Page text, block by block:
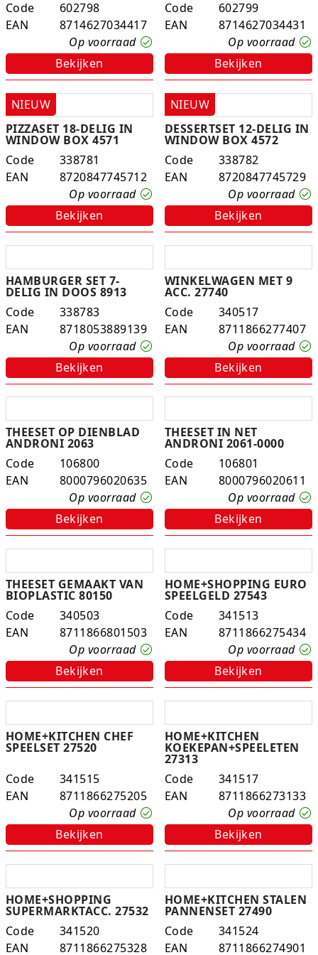
Code
602798
EAN
8714627034417
Op voorraad
Bekijken
Code
602799
EAN
8714627034431
Op voorraad
Bekijken
NIEUW
PIZZASET 18-DELIG IN
WINDOW BOX 4571
Code
338781
EAN
8720847745712
Op voorraad
Bekijken
NIEUW
DESSERTSET 12-DELIG IN
WINDOW BOX 4572
Code
338782
EAN
8720847745729
Op voorraad
Bekijken
HAMBURGER SET 7-
DELIG IN DOOS 8913
Code
338783
EAN
8718053889139
Op voorraad
Bekijken
WINKELWAGEN MET 9
ACC. 27740
Code
340517
EAN
8711866277407
Op voorraad
Bekijken
THEESET OP DIENBLAD
ANDRONI 2063
Code
106800
EAN
8000796020635
Op voorraad
Bekijken
THEESET IN NET
ANDRONI 2061-0000
Code
106801
EAN
8000796020611
Op voorraad
Bekijken
THEESET GEMAAKT VAN
BIOPLASTIC 80150
Code
340503
EAN
8711866801503
Op voorraad
Bekijken
HOME+SHOPPING EURO
SPEELGELD 27543
Code
341513
EAN
8711866275434
Op voorraad
Bekijken
HOME+KITCHEN CHEF
SPEELSET 27520
Code
341515
EAN
8711866275205
Op voorraad
Bekijken
HOME+KITCHEN
KOEKEPAN+SPEELETEN
27313
Code
341517
EAN
8711866273133
Op voorraad
Bekijken
HOME+SHOPPING
SUPERMARKTACC. 27532
Code
341520
EAN
8711866275328
HOME+KITCHEN STALEN
PANNENSET 27490
Code
341524
EAN
8711866274901
Experimenteer dozen
Fien en Teun
Fietsjes, scooters en acc
Frozen
Geweren en pistolen
Gravitrax
Houten speelgoed
Klein speelgoed
Koffers en servies
K-pop Star
Little Dutch
Lumpin
Magnetic Construction Sets
Muziek
Opruiming
Peppa Pig
Poppen
Roleplay
Rugtassen
Skippy's
Slime & Putty
Slow rise
Sluban
SO Kawaii
Spaarpotten
Spidey
Stitch
Ravensburger
Speelkleden
Spellen overige
Zwijsen
Slingers
Klussentape
Kubushouders
Lijm
Linialen
Nietmachines
Paperclips, punaises, etc
Parkeerschijf
Pen etui's
Pennenbakjes
Perforators
Plakband
Post-It
Puntenslijpers
Rainbow
Rekenmachines
Scharen en messen
Stempels en toebeh.
Tesa power
Kaftplastic
Kopieer/print papier
Notitieboeken
Pin- en kassarollen
Schriften
Schrijfblokken
Plakdecoratie
Touw
Verzenddozen